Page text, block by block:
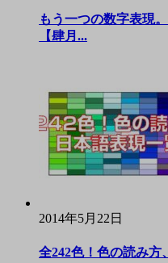
もう一つの数字表現
【肆月...
2014年5月22日
全242色！色の読み方